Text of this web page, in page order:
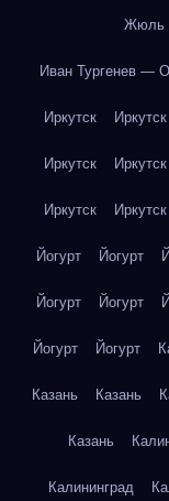
Жюль
Иван Тургенев —
Иркутск Иркутск
Иркутск Иркутск
Иркутск Иркутск
Йогурт Йогурт
Йогурт Йогурт
Йогурт Йогурт
Казань Казань
Казань
Калининград